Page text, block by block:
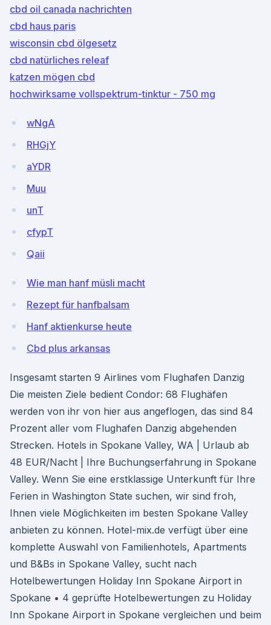
cbd oil canada nachrichten
cbd haus paris
wisconsin cbd ölgesetz
cbd natürliches releaf
katzen mögen cbd
hochwirksame vollspektrum-tinktur - 750 mg
wNgA
RHGjY
aYDR
Muu
unT
cfypT
Qaii
Wie man hanf müsli macht
Rezept für hanfbalsam
Hanf aktienkurse heute
Cbd plus arkansas
Insgesamt starten 9 Airlines vom Flughafen Danzig
Die meisten Ziele bedient Condor: 68 Flughäfen
werden von ihr von hier aus angeflogen, das sind 84
Prozent aller vom Flughafen Danzig abgehenden
Strecken. Hotels in Spokane Valley, WA | Urlaub ab
48 EUR/Nacht | Ihre Buchungserfahrung in Spokane
Valley. Wenn Sie eine erstklassige Unterkunft für Ihre
Ferien in Washington State suchen, wir sind froh,
Ihnen viele Möglichkeiten im besten Spokane Valley
anbieten zu können. Hotel-mix.de verfügt über eine
komplette Auswahl von Familienhotels, Apartments
und B&Bs in Spokane Valley, sucht nach
Hotelbewertungen Holiday Inn Spokane Airport in
Spokane • 4 geprüfte Hotelbewertungen zu Holiday
Inn Spokane Airport in Spokane vergleichen und beim